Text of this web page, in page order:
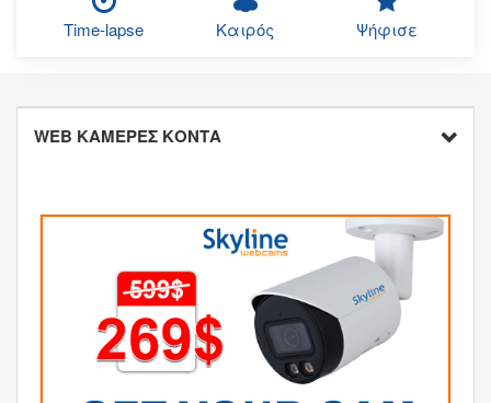
Time-lapse Καιρός Ψήφισε
WEB ΚΑΜΕΡΕΣ ΚΟΝΤΑ